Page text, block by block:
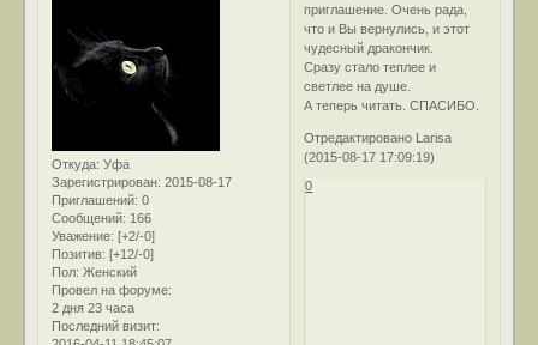
Откуда: Уфа
Зарегистрирован: 2015-08-17
Приглашений: 0
Сообщений: 166
Уважение: [+2/-0]
Позитив: [+12/-0]
Пол: Женский
Провел на форуме:
2 дня 23 часа
Последний визит:
приглашение. Очень рада,
что и Вы вернулись, и этот
чудесный дракончик.
Сразу стало теплее и
светлее на душе.
А теперь читать. СПАСИБО.
Отредактировано Larisa
(2015-08-17 17:09:19)
0